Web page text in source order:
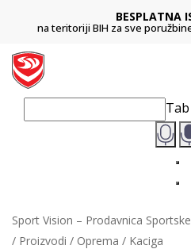
BESPLATNA
na teritoriji BIH za sve
Tab
Sport Vision – Prodavnica
Proizvodi
Oprema
Kaciga